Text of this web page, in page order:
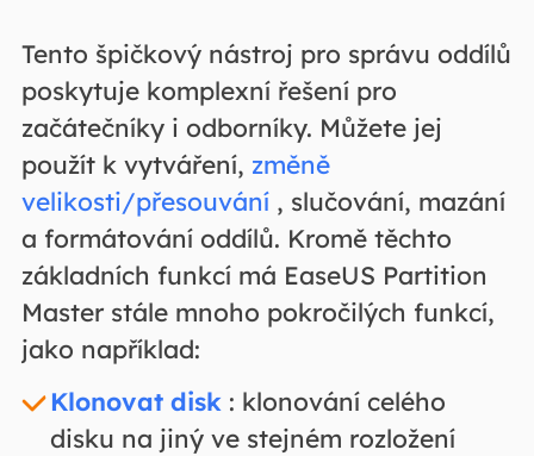
Tento špičkový nástroj pro správu oddílů
poskytuje komplexní řešení pro
začátečníky i odborníky. Můžete jej
použít k vytváření, změně
velikosti/přesouvání, slučování, mazání
a formátování oddílů. Kromě těchto
základních funkcí má EaseUS Partition
Master stále mnoho pokročilých funkcí,
jako například:
Klonovat disk: klonování celého
disku na jiný ve stejném rozložení